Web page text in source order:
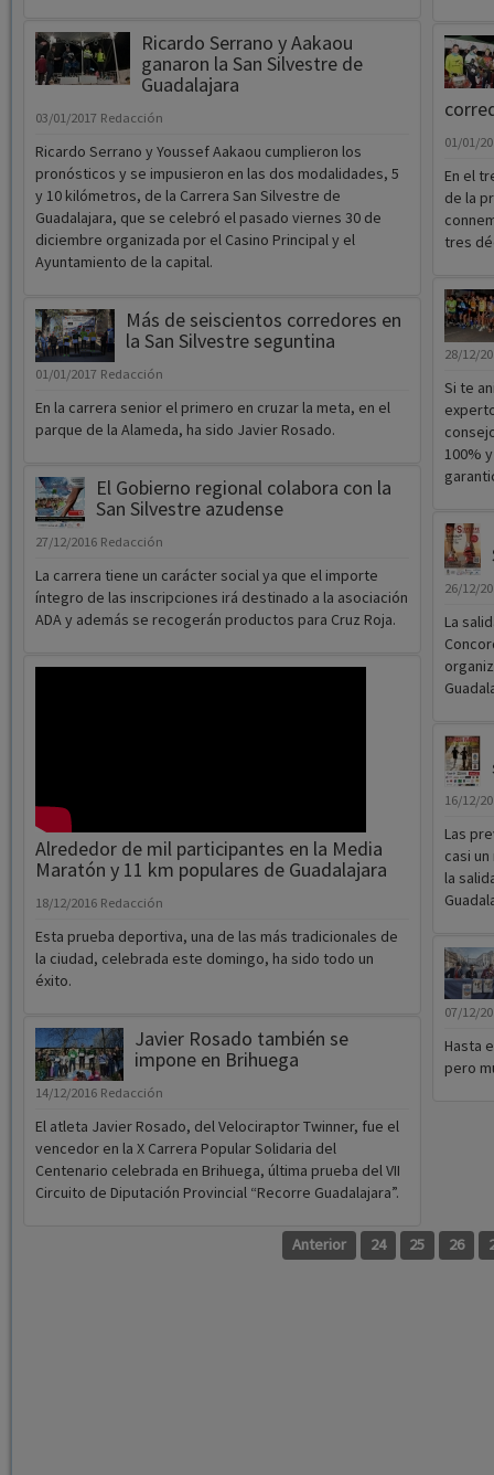
Ricardo Serrano y Aakaou
ganaron la San Silvestre de
Guadalajara
03/01/2017 Redacción
Ricardo Serrano y Youssef Aakaou cumplieron los
pronósticos y se impusieron en las dos modalidades, 5
y 10 kilómetros, de la Carrera San Silvestre de
Guadalajara, que se celebró el pasado viernes 30 de
diciembre organizada por el Casino Principal y el
Ayuntamiento de la capital.
Más de seiscientos corredores en
la San Silvestre seguntina
01/01/2017 Redacción
En la carrera senior el primero en cruzar la meta, en el
parque de la Alameda, ha sido Javier Rosado.
El Gobierno regional colabora con la
San Silvestre azudense
27/12/2016 Redacción
La carrera tiene un carácter social ya que el importe
íntegro de las inscripciones irá destinado a la asociación
ADA y además se recogerán productos para Cruz Roja.
Alrededor de mil participantes en la Media
Maratón y 11 km populares de Guadalajara
18/12/2016 Redacción
Esta prueba deportiva, una de las más tradicionales de
la ciudad, celebrada este domingo, ha sido todo un
éxito.
Javier Rosado también se
impone en Brihuega
14/12/2016 Redacción
El atleta Javier Rosado, del Velociraptor Twinner, fue el
vencedor en la X Carrera Popular Solidaria del
Centenario celebrada en Brihuega, última prueba del VII
Circuito de Diputación Provincial “Recorre Guadalajara”.
01/01/
En el
de la
tres
28/12/
Si te
100%
26/12/
La
16/12/
Las
casi
la
07/12/
Hasta
pero
Anterior 24 25 26